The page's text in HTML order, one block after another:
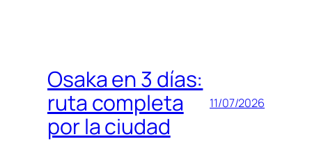
Osaka en 3 días:
ruta completa
por la ciudad
11/07/2026